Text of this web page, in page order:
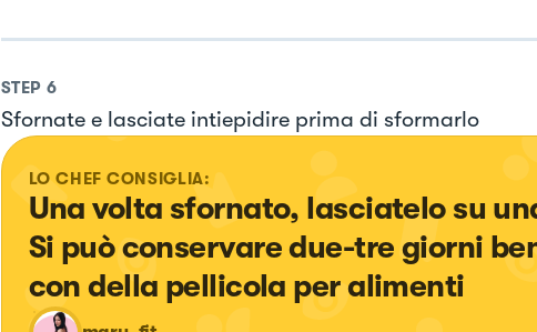
STEP 6
Sfornate e lasciate intiepidire prima di sformarlo
LO CHEF CONSIGLIA:
Una volta sfornato, lasciatelo su
Si può conservare due-tre giorni
con della pellicola per alimenti